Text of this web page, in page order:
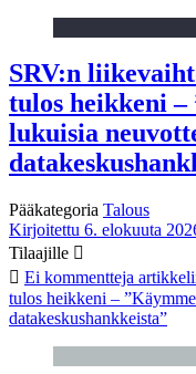
SRV:n
tulos heikkeni
lukuisia
Pääkategoria Talous
Kirjoitettu 6. elokuuta
Tilaajille
Ei kommentteja
tulos heikkeni –
datakeskushankkeista”